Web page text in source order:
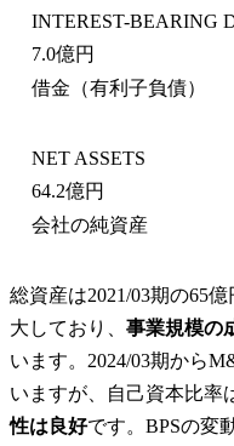
INTEREST-BEARING
7.0億円
借金（有利子負債）
NET ASSETS
64.2億円
会社の純資産
総資産は2021/03期の65
大しており、 事業規模の
います。2024/03期から
いますが、自己資本比率
性は良好です。BPSの変